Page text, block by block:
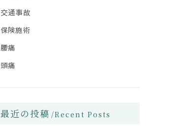
交通事故
保険施術
腰痛
頭痛
最近の投稿 Recent Posts